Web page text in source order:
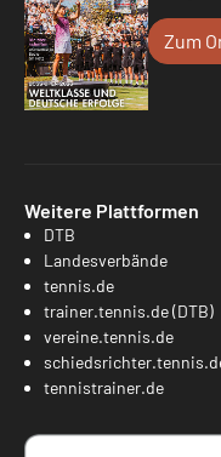
Zum
Weitere Plattformen
DTB
Landesverbände
tennis.de
trainer.tennis.de (DTB)
vereine.tennis.de
tennistrainer.de